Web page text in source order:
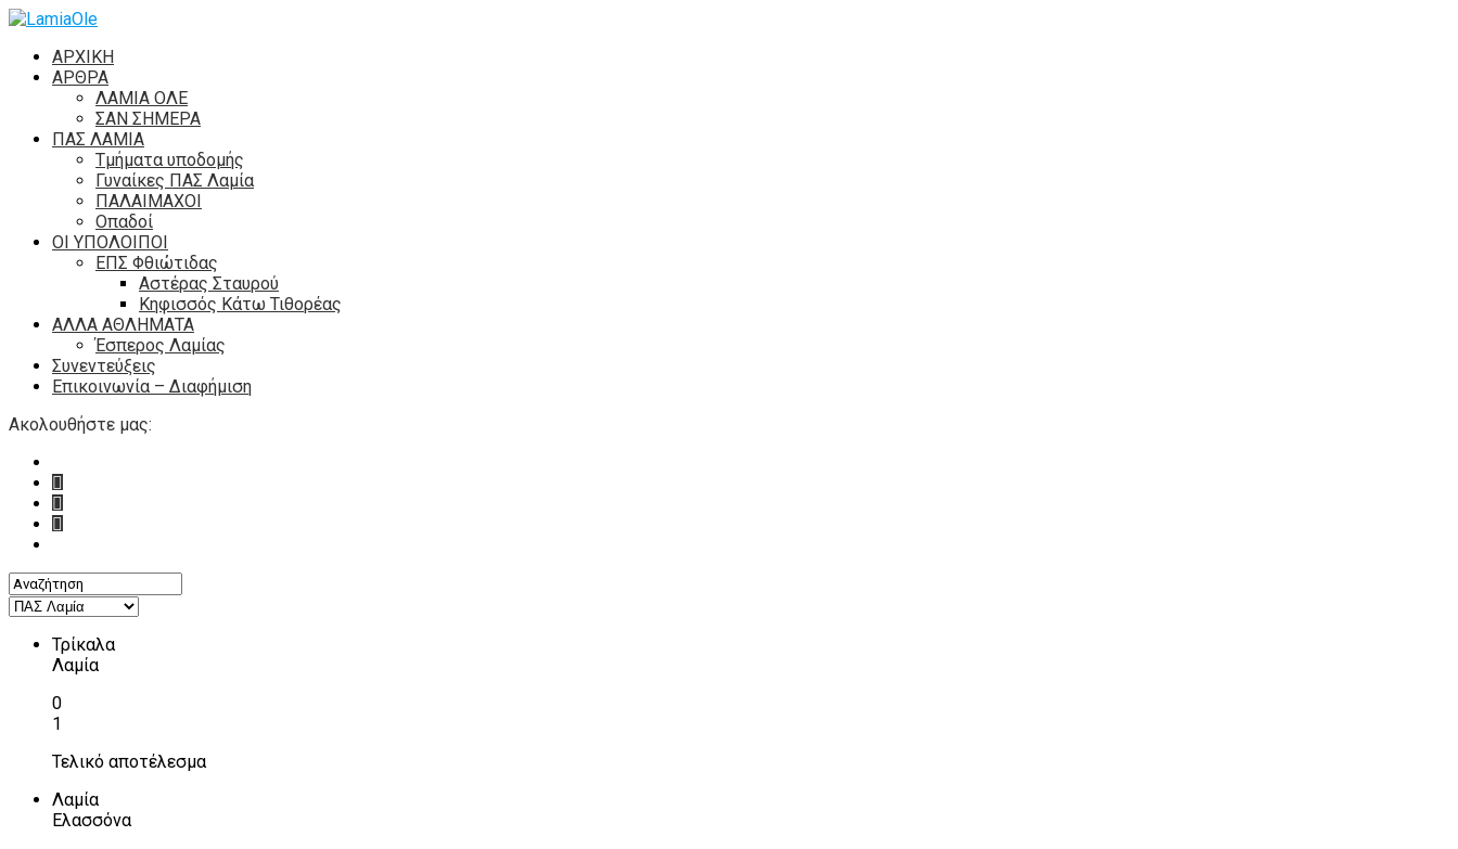
ΑΡΧΙΚΗ
ΑΡΘΡΑ
ΛΑΜΙΑ ΟΛΕ
ΣΑΝ ΣΗΜΕΡΑ
ΠΑΣ ΛΑΜΙΑ
Τμήματα υποδομής
Γυναίκες ΠΑΣ Λαμία
ΠΑΛΑΙΜΑΧΟΙ
Οπαδοί
ΟΙ ΥΠΟΛΟΙΠΟΙ
ΕΠΣ Φθιώτιδας
Αστέρας Σταυρού
Κηφισσός Κάτω Τιθορέας
ΑΛΛΑ ΑΘΛΗΜΑΤΑ
Έσπερος Λαμίας
Συνεντεύξεις
Επικοινωνία – Διαφήμιση
Ακολουθήστε μας:
Τρίκαλα
Λαμία
0
1
Τελικό αποτέλεσμα
Λαμία
Ελασσόνα